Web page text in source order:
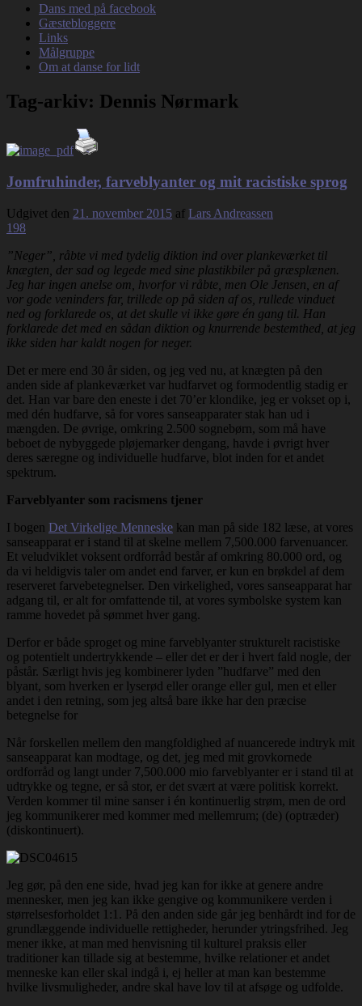
Dans med på facebook
Gæstebloggere
Links
Målgruppe
Om at danse for lidt
Tag-arkiv: Dennis Nørmark
Jomfruhinder, farveblyanter og mit racistiske sprog
Udgivet den 21. november 2015 af Lars Andreassen
198
”Neger”, råbte vi med tydelig diktion ind over plankeværket til
knægten, der sad og legede med sine plastikbiler på græsplænen.
Jeg har ingen anelse om, hvorfor vi råbte, men Ole Jensen, en af
vor gode veninders far, trillede op på siden af os, rullede vinduet
ned og forklarede os, at det skulle vi ikke gøre én gang til. Han
forklarede det med en sådan diktion og knurrende bestemthed, at jeg
ikke siden har kaldt nogen for neger.
Det er mere end 30 år siden, og jeg ved nu, at knægten på den
anden side af plankeværket var hudfarvet og formodentlig stadig er
det. Han var bare den eneste i det 70’er klondike, jeg er vokset op i,
med dén hudfarve, så for vores sanseapparater stak han ud i
mængden. De øvrige, omkring 2.500 sognebørn, som må have
beboet de nybyggede pløjemarker dengang, havde i øvrigt hver
deres særegne og individuelle hudfarve, blot inden for et andet
spektrum.
Farveblyanter som racismens tjener
I bogen Det Virkelige Menneske kan man på side 182 læse, at vores
sanseapparat er i stand til at skelne mellem 7,500.000 farvenuancer.
Et veludviklet voksent ordforråd består af omkring 80.000 ord, og
da vi heldigvis taler om andet end farver, er kun en brøkdel af dem
reserveret farvebetegnelser. Den virkelighed, vores sanseapparat har
adgang til, er alt for omfattende til, at vores symbolske system kan
ramme hovedet på sømmet hver gang.
Derfor er både sproget og mine farveblyanter strukturelt racistiske
og potentielt undertrykkende – eller det er der i hvert fald nogle, der
påstår. Særligt hvis jeg kombinerer lyden ”hudfarve” med den
blyant, som hverken er lyserød eller orange eller gul, men et eller
andet i den retning, som jeg altså bare ikke har den præcise
betegnelse for
Når forskellen mellem den mangfoldighed af nuancerede indtryk mit
sanseapparat kan modtage, og det, jeg med mit grovkornede
ordforråd og langt under 7,500.000 mio farveblyanter er i stand til at
udtrykke og tegne, er så stor, er det svært at være politisk korrekt.
Verden kommer til mine sanser i én kontinuerlig strøm, men de ord
jeg kommunikerer med kommer med mellemrum; (de) (optræder)
(diskontinuert).
Jeg gør, på den ene side, hvad jeg kan for ikke at genere andre
mennesker, men jeg kan ikke gengive og kommunikere verden i
størrelsesforholdet 1:1. På den anden side går jeg benhårdt ind for de
grundlæggende individuelle rettigheder, herunder ytringsfrihed. Jeg
mener ikke, at man med henvisning til kulturel praksis eller
traditioner kan tillade sig at bestemme, hvilke relationer et andet
menneske kan eller skal indgå i, ej heller at man kan bestemme
hvilke livsmuligheder, andre skal have lov til at afsøge og udfolde.